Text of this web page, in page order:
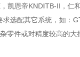
凯恩帝KNDITB-II，仁
选配其它系统，如：
零件或对精度较高的大